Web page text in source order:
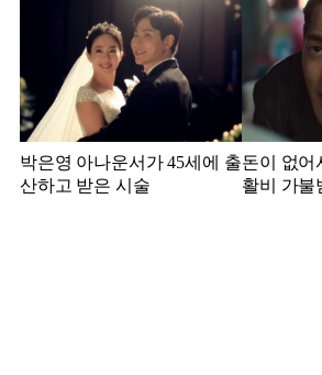
박은영 아나운서가 45세에 출
산하고 받은 시술
돈이 없어
활비 가불